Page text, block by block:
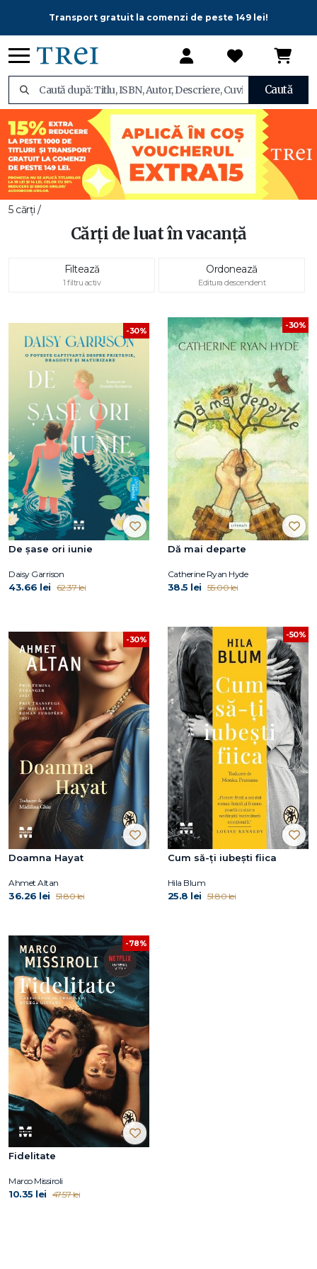
Transport gratuit la comenzi de peste 149 lei!
Caută
5 cărți /
Cărți de luat în vacanță
Filtează
1 filtru activ
Ordonează
Editura descendent
-30%
De șase ori iunie
Daisy Garrison
43.66 lei 62.37 lei
-30%
Dă mai departe
Catherine Ryan Hyde
38.5 lei 55.00 lei
-30%
Doamna Hayat
Ahmet Altan
36.26 lei 51.80 lei
-50%
Cum să-ți iubești fiica
Hila Blum
25.8 lei 51.80 lei
-78%
Fidelitate
Marco Missiroli
10.35 lei 47.57 lei